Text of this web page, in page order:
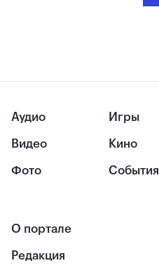
Аудио
Видео
Фото
Игры
Кино
События
О портале
Редакция